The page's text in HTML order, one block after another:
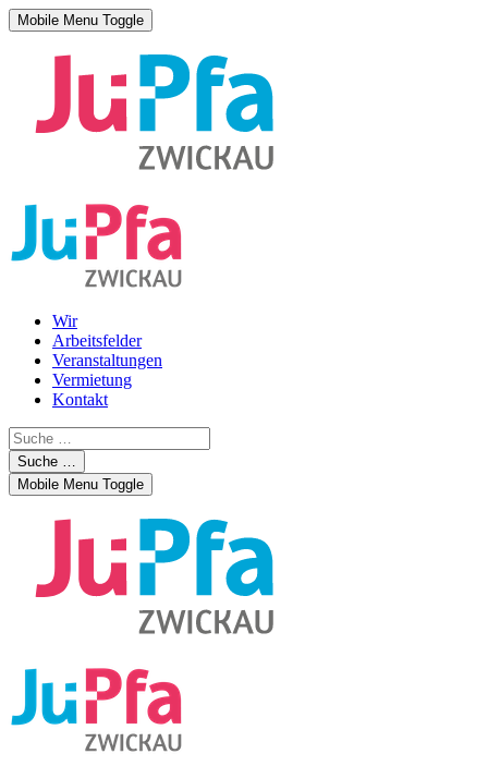
Mobile Menu Toggle
Wir
Arbeitsfelder
Veranstaltungen
Vermietung
Kontakt
Suche …
Mobile Menu Toggle